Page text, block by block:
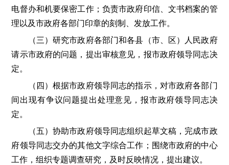
电督办和机要保密工作；负责市政府印信、文书档案的管
理以及市政府各部门印章的刻制、发放工作。
（三）研究市政府各部门和各县（市、区）人民政府
请示市政府的问题，提出审核意见，报市政府领导同志决
定。
（四）根据市政府领导同志的指示，对市政府各部门
间出现有争议问题提出处理意见，报市政府领导同志决
定。
（五）协助市政府领导同志组织起草文稿，完成市政
府领导同志交办的其他文字综合工作；围绕市政府的中心
工作，组织专题调查研究，及时反映情况，提出建议。